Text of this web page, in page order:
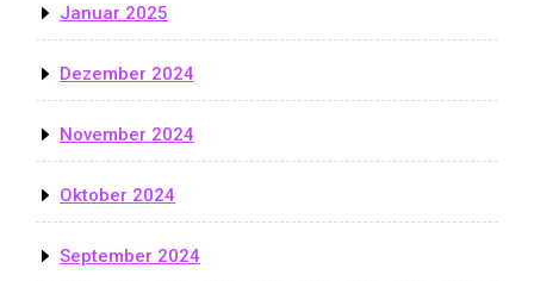
Januar 2025
Dezember 2024
November 2024
Oktober 2024
September 2024